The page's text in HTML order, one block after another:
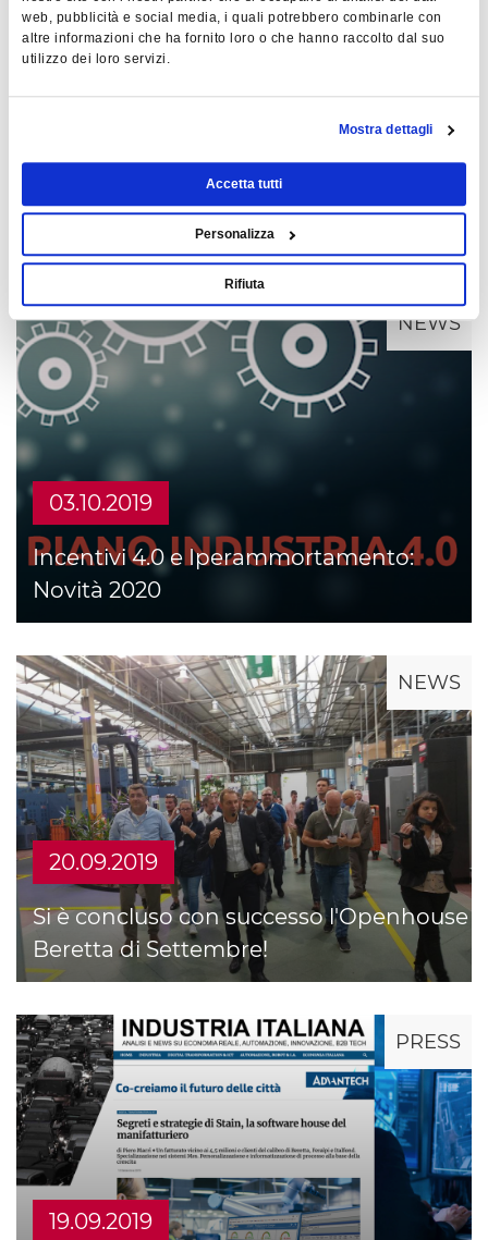
web, pubblicità e social media, i quali potrebbero combinarle con
altre informazioni che ha fornito loro o che hanno raccolto dal suo
utilizzo dei loro servizi.
Mostra dettagli
Accetta tutti
Personalizza
Rifiuta
NEWS
03.10.2019
Incentivi 4.0 e Iperammortamento:
Novità 2020
NEWS
20.09.2019
Si è concluso con successo l'Openhouse
Beretta di Settembre!
PRESS
19.09.2019